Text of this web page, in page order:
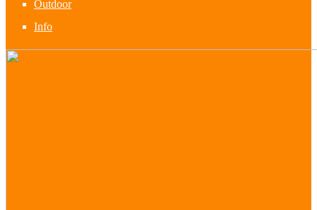
Outdoor
Info